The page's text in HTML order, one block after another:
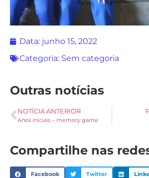
Data: junho 15, 2022
Categoria: Sem categoria
Outras notícias
NOTÍCIA ANTERIOR
Anos iniciais – memory game
Compartilhe nas
Facebook Twitter